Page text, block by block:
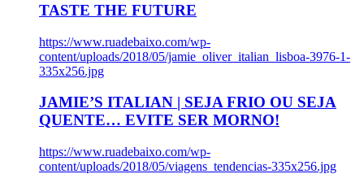
TASTE THE FUTURE
https://www.ruadebaixo.com/wp-
content/uploads/2018/05/jamie_oliver_italian_lisboa-3976-1-
335x256.jpg
JAMIE’S ITALIAN | SEJA FRIO OU SEJA
QUENTE… EVITE SER MORNO!
https://www.ruadebaixo.com/wp-
content/uploads/2018/05/viagens_tendencias-335x256.jpg